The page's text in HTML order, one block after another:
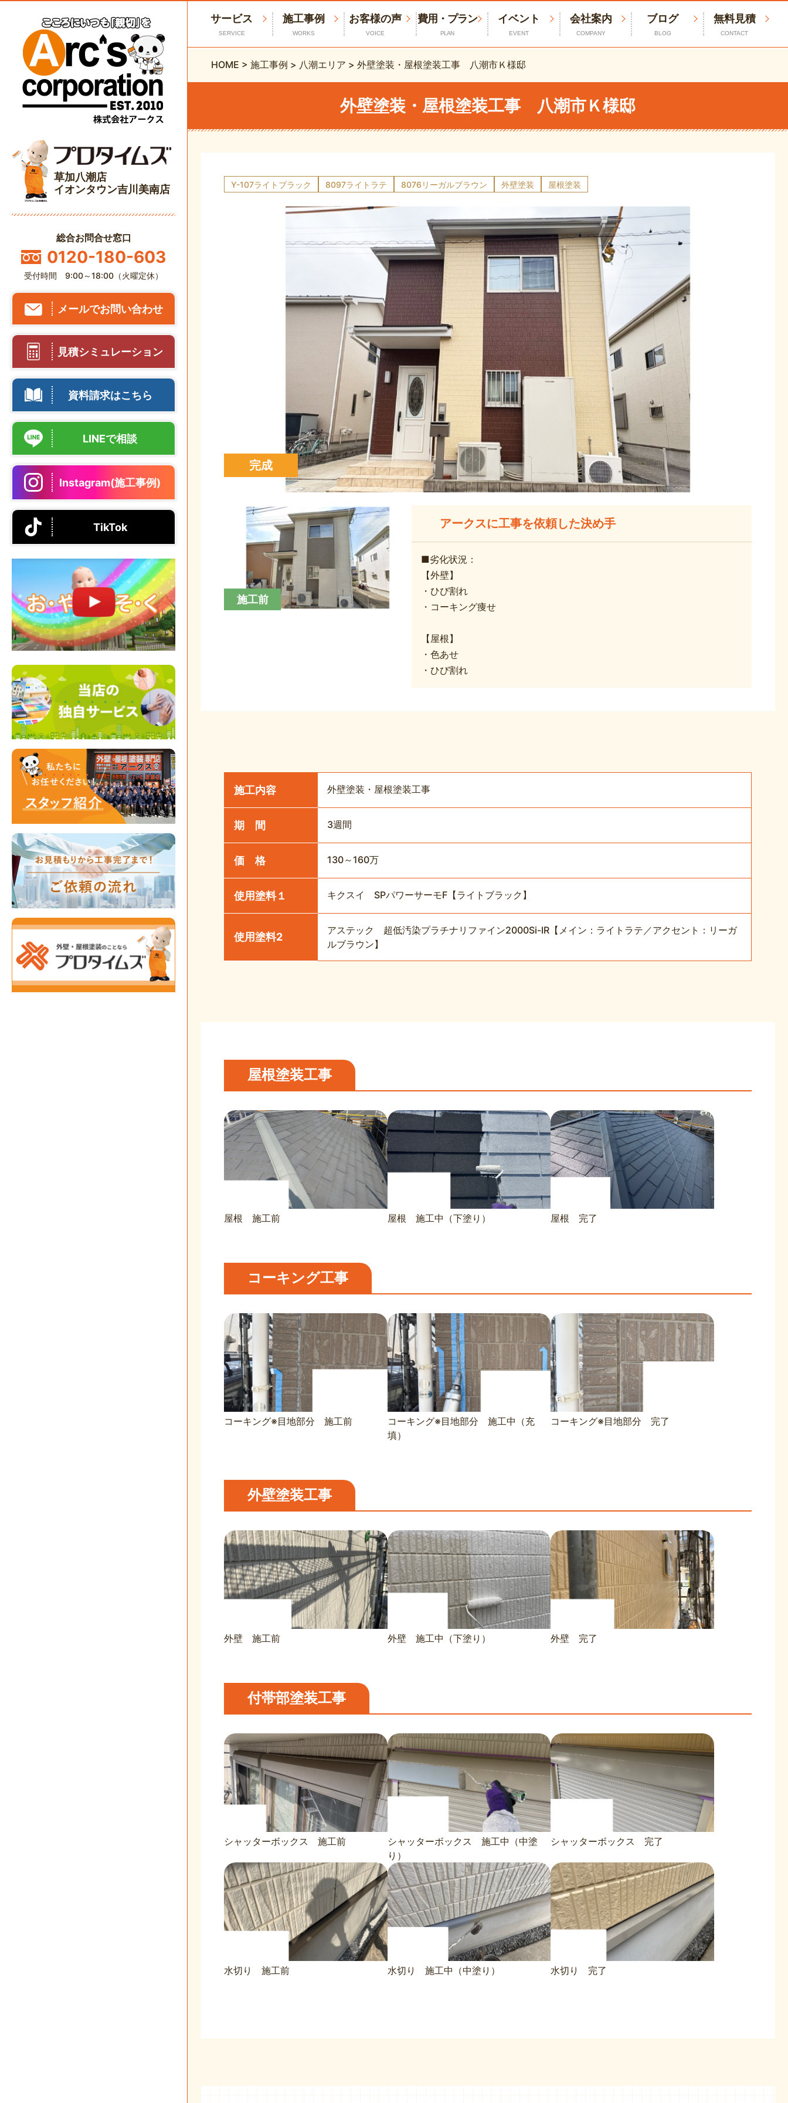
草加八潮店
イオンタウン吉川美南店
総合お問合せ窓口
0120-180-603
受付時間 9:00～18:00（火曜定休）
メールでお問い合わせ
見積シミュレーション
資料請求はこちら
LINEで相談
Instagram(施工事例)
TikTok
サービス
SERVICE
施工事例
WORKS
お客様の声
VOICE
費用・プラン
PLAN
イベント
EVENT
会社案内
COMPANY
ブログ
BLOG
無料見積
CONTACT
HOME > 施工事例 > 八潮エリア > 外壁塗装・屋根塗装工事 八潮市Ｋ様邸
外壁塗装・屋根塗装工事 八潮市Ｋ様邸
Y-107ライトブラック 8097ライトラテ 8076リーガルブラウン 外壁塗装 屋根塗装
完成
施工前
アークスに工事を依頼した決め手
■劣化状況：
【外壁】
・ひび割れ
・コーキング痩せ
【屋根】
・色あせ
・ひび割れ
施工内容 外壁塗装・屋根塗装工事
期 間 3週間
価 格 130～160万
使用塗料１ キクスイ SPパワーサーモF【ライトブラック】
使用塗料2
アステック 超低汚染プラチナリファイン2000Si-IR【メイン：ライトラテ／アクセント：リーガ
ルブラウン】
屋根塗装工事
屋根 施工前 屋根 施工中（下塗り） 屋根 完了
コーキング工事
コーキング※目地部分 施工前
コーキング※目地部分 施工中（充
填）
コーキング※目地部分 完了
外壁塗装工事
外壁 施工前 外壁 施工中（下塗り） 外壁 完了
付帯部塗装工事
シャッターボックス 施工前
シャッターボックス 施工中（中塗
り）
シャッターボックス 完了
水切り 施工前 水切り 施工中（中塗り） 水切り 完了